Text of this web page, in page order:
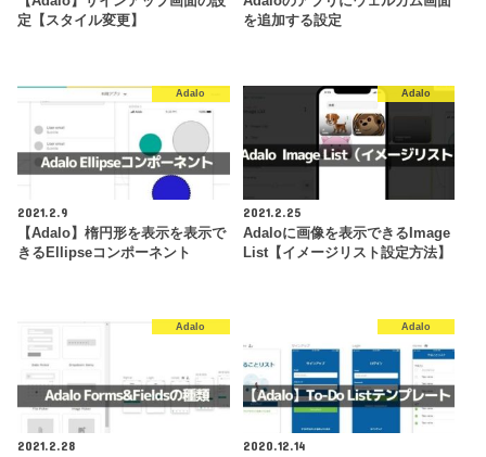
定【スタイル変更】
を追加する設定
Adalo
2021.2.9
【Adalo】楕円形を表示を表示で
きるEllipseコンポーネント
Adalo
2021.2.25
Adaloに画像を表示できるImage
List【イメージリスト設定方法】
Adalo
2021.2.28
Adalo
2020.12.14